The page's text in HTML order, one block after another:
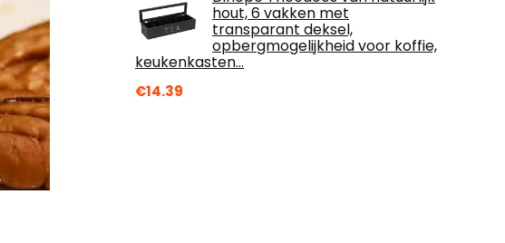
hout, 6 vakken met
transparant deksel,
opbergmogelijkheid voor koffie,
keukenkasten…
€14.39